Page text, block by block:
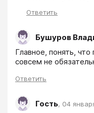
Ответить
Бушуров
Главное, понять,
совсем не
Ответить
Гость, 04